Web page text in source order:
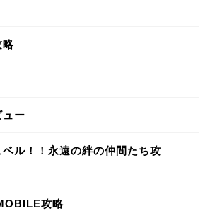
略
ュー
ル！！永遠の絆の仲間たち攻
攻略